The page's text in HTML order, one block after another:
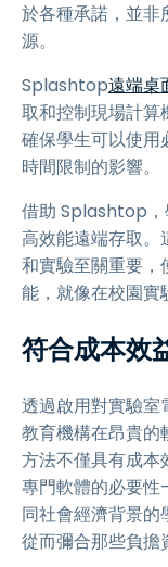
於各種承諾，並非
源。
Splashtop遠端桌
取和控制現場計算
確保學生可以使用
時間限制的影響。
借助 Splashtop，
高效能遠端存取。
和實驗至關重要，
能，就像在校園實
符合成本效
透過啟用對實驗
教育機構在昂貴的
方法不僅具有成
專門軟體的必要
同社會經濟背景的
從而彌合那些負擔